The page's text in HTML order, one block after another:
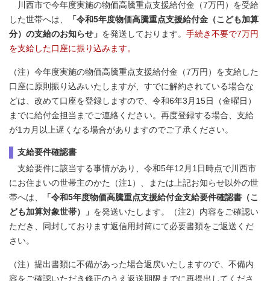
川西市で今年度実施の物価高騰重点支援給付金（7万円）を受給
した世帯へは、
「令和5年度物価高騰重点支援給付金（こども加算
分）の支給のお知らせ」 を発送しております。 手続き不要で7万円
を支給した口座に振り込みます。
（注）今年度実施の物価高騰重点支援給付金（7万円）を支給した
口座に原則振り込みいたしますが、すでに解約されている場合な
どは、改めて口座を登録しますので、令和6年3月15日（金曜日）
までに給付金担当までご連絡ください。再度登録する場合、支給
が1カ月以上遅くなる場合がありますのでご了承ください。
支給要件確認書
支給要件に該当する事情があり、令和5年12月1日時点で川西市
にお住まいの世帯主のかた（注1）、または上記お知らせ以外の世
帯へは、
「令和5年度物価高騰重点支援給付金支給要件確認書（こ
ども加算対象世帯）」 を発送いたします。（注2）内容をご確認い
ただき、同封しております返信用封筒にて必要書類をご返送くだ
さい。
（注）提出書類に不備があった場合返戻いたしますので、不備内
容をご確認いただき修正のうえ返送期限までに再提出してくださ